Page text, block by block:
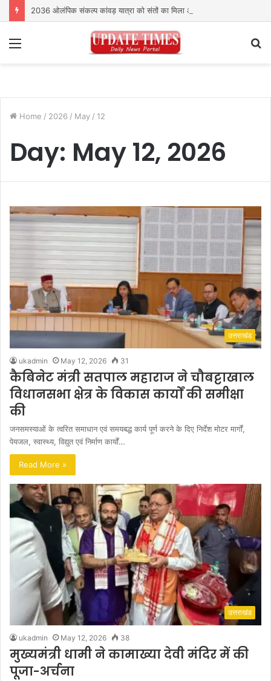
2036 ओलंपिक संकल्प कांवड़ यात्रा को संतों का मिला आशीर्वाद
Home / 2026 / May / 12
Day: May 12, 2026
उत्तराखंड
ukadmin May 12, 2026 31
कैबिनेट मंत्री सतपाल महाराज ने चौबट्टाखाल
विधानसभा क्षेत्र के विकास कार्यों की समीक्षा
की
जनसमस्याओं के त्वरित समाधान एवं समयबद्ध कार्य पूर्ण करने के दिए निर्देश मोटर मार्गों,
पेयजल, स्वास्थ्य, विद्युत एवं निर्माण कार्यों…
Read More »
उत्तराखंड
ukadmin May 12, 2026 38
मुख्यमंत्री धामी ने कामाख्या देवी मंदिर में की
पूजा-अर्चना